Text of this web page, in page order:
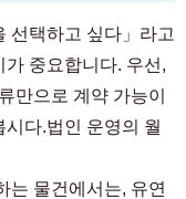
선택하고 싶다」라고
중요합니다. 우선,
만으로 계약 가능이
다.법인 운영의 월
는 물건에서는, 유연